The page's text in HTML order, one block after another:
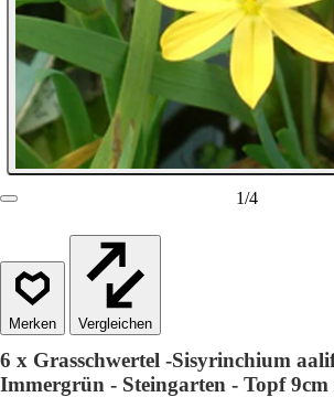
1/4
Vergleichen
6 x Grasschwertel -Sisyrinchium
Immergrün - Steingarten - Topf 9cm